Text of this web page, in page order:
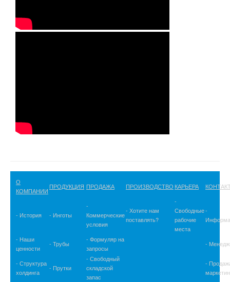
О
КОМПАНИИ
ПРОДУКЦИЯ ПРОДАЖА ПРОИЗВОДСТВО КАРЬЕРА
- История - Инготы
-
Коммерческие
условия
- Хотите нам
поставлять?
-
Свободные
рабочие
места
-
- Наши
ценности
- Трубы
- Формуляр на
запросы
-
- Структура
холдинга
- Прутки
- Свободный
складской
запас
-